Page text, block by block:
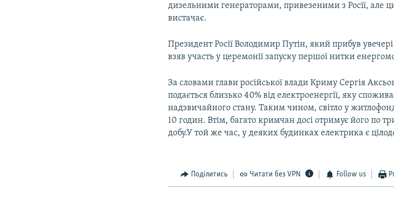
дизельними генераторами, привезеними з Росії, але
вистачає.​
Президент Росії Володимир Путін, який прибув
взяв участь у церемонії запуску першої нитки
За словами глави російської влади Криму Сергія
подається близько 40% від електроенергії, яку
надзвичайного стану. Таким чином, світло у
10 годин. Втім, багато кримчан досі отримує його по
добу.У той же час, у деяких будинках електрика є
Поділитись Читати без VPN Follow us